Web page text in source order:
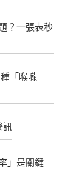
？一張表秒
「喉嚨
訊
」是關鍵